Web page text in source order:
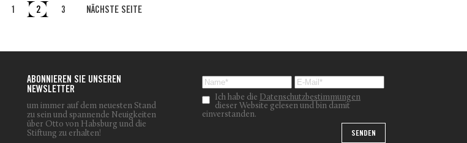
1 2 3 NÄCHSTE SEITE
ABONNIEREN SIE UNSEREN
NEWSLETTER
um immer auf dem neuesten Stand
zu sein und spannende Neuigkeiten
über Otto von Habsburg und die
Stiftung zu erhalten!
Ich habe die Datenschutzbestimmungen
dieser Website gelesen und bin damit
einverstanden.